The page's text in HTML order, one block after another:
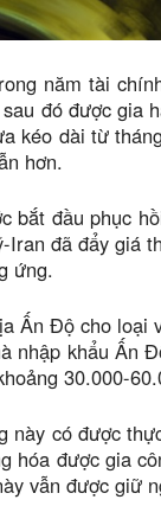
năm tài
đó được gia
kéo dài từ
hơn.
bắt đầu phục
đã đẩy giá
ứng.
Ấn Độ cho
nhập khẩu Ấn
30.000-
này có được
hóa được gia
vẫn được giữ